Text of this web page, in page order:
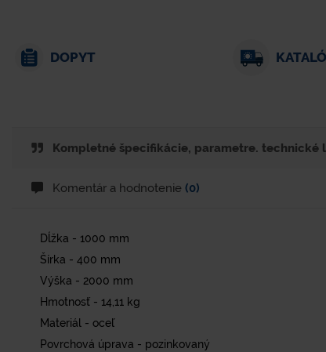
DOPYT
Kompletné špecifikácie, parametre. technické
Komentár a hodnotenie (0)
Dĺžka - 1000 mm
Šírka - 400 mm
Výška - 2000 mm
Hmotnosť - 14,11 kg
Materiál - oceľ
Povrchová úprava - pozinkovaný